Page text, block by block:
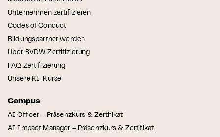
Unternehmen zertifizieren
Codes of Conduct
Bildungspartner werden
Über BVDW Zertifizierung
FAQ Zertifizierung
Unsere KI-Kurse
Campus
AI Officer – Präsenzkurs & Zertifikat
AI Impact Manager – Präsenzkurs & Zertifikat